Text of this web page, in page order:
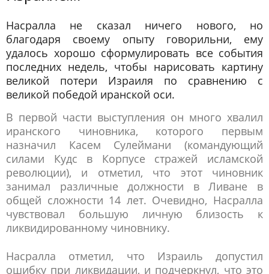
Насралла не сказал ничего нового, но
благодаря своему опыту говорильни, ему
удалось хорошо сформулировать все события
последних недель, чтобы нарисовать картину
великой потери Израиля по сравнению с
великой победой иранской оси.
В первой части выступления он много хвалил
иранского чиновника, которого первым
назначил Касем Сулеймани (командующий
силами Кудс в Корпусе стражей исламской
революции), и отметил, что этот чиновник
занимал различные должности в Ливане в
общей сложности 14 лет. Очевидно, Насралла
чувствовал большую личную близость к
ликвидированному чиновнику.
Насралла отметил, что Израиль допустил
ошибку при ликвидации, и подчеркнул, что это